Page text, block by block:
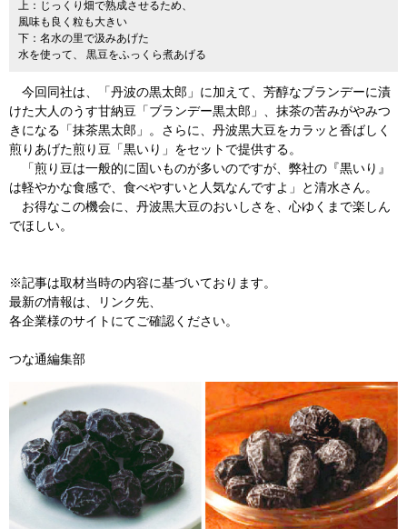
上：じっくり畑で熟成させるため、
風味も良く粒も大きい
下：名水の里で汲みあげた
水を使って、 黒豆をふっくら煮あげる
今回同社は、「丹波の黒太郎」に加えて、芳醇なブランデーに漬
けた大人のうす甘納豆「ブランデー黒太郎」、抹茶の苦みがやみつ
きになる「抹茶黒太郎」。さらに、丹波黒大豆をカラッと香ばしく
煎りあげた煎り豆「黒いり」をセットで提供する。
「煎り豆は一般的に固いものが多いのですが、弊社の『黒いり』
は軽やかな食感で、食べやすいと人気なんですよ」と清水さん。
お得なこの機会に、丹波黒大豆のおいしさを、心ゆくまで楽しん
でほしい。
※記事は取材当時の内容に基づいております。
最新の情報は、リンク先、
各企業様のサイトにてご確認ください。
つな通編集部